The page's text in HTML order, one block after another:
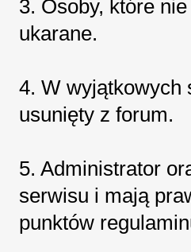
3. Osoby, które
ukarane.
4. W wyjątkowych
usunięty z forum.
5. Administrator
serwisu i mają
punktów